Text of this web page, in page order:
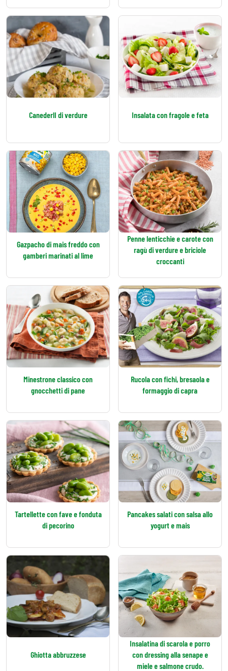
CanederlI di verdure Insalata con fragole e feta
Gazpacho di mais freddo con
gamberi marinati al lime
Penne lenticchie e carote con
ragù di verdure e briciole
croccanti
Minestrone classico con
gnocchetti di pane
Rucola con fichi, bresaola e
formaggio di capra
Tartellette con fave e fonduta
di pecorino
Pancakes salati con salsa allo
yogurt e mais
Ghiotta abbruzzese
Insalatina di scarola e porro
con dressing alla senape e
miele e salmone crudo.